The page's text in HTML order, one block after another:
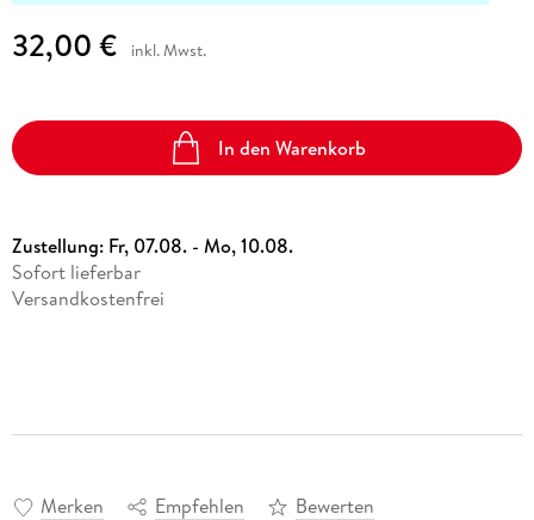
32,00 € inkl. Mwst.
In den Warenkorb
Zustellung: Fr, 07.08. - Mo, 10.08.
Sofort lieferbar
Versandkostenfrei
Merken Empfehlen Bewerten